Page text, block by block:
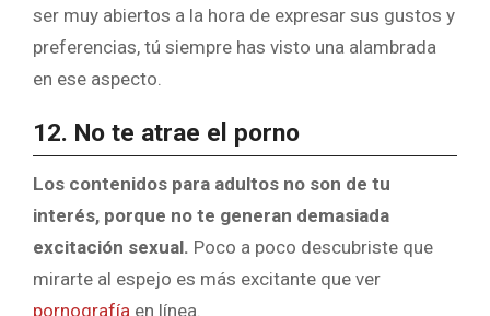
ser muy abiertos a la hora de expresar sus gustos y
preferencias, tú siempre has visto una alambrada
en ese aspecto.
12. No te atrae el porno
Los contenidos para adultos no son de tu
interés, porque no te generan demasiada
excitación sexual. Poco a poco descubriste que
mirarte al espejo es más excitante que ver
pornografía en línea.